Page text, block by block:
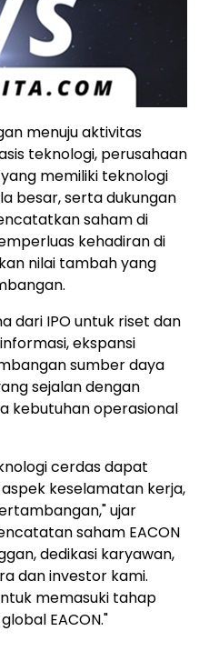
menuju aktivitas
teknologi, perusahaan
memiliki teknologi
besar, serta dukungan
saham di
kehadiran di
nilai tambah yang
dari IPO untuk riset dan
ekspansi
sumber daya
sejalan dengan
kebutuhan operasional
cerdas dapat
keselamatan kerja,
ujar
saham EACON
dedikasi karyawan,
dan investor kami.
memasuki tahap
EACON."